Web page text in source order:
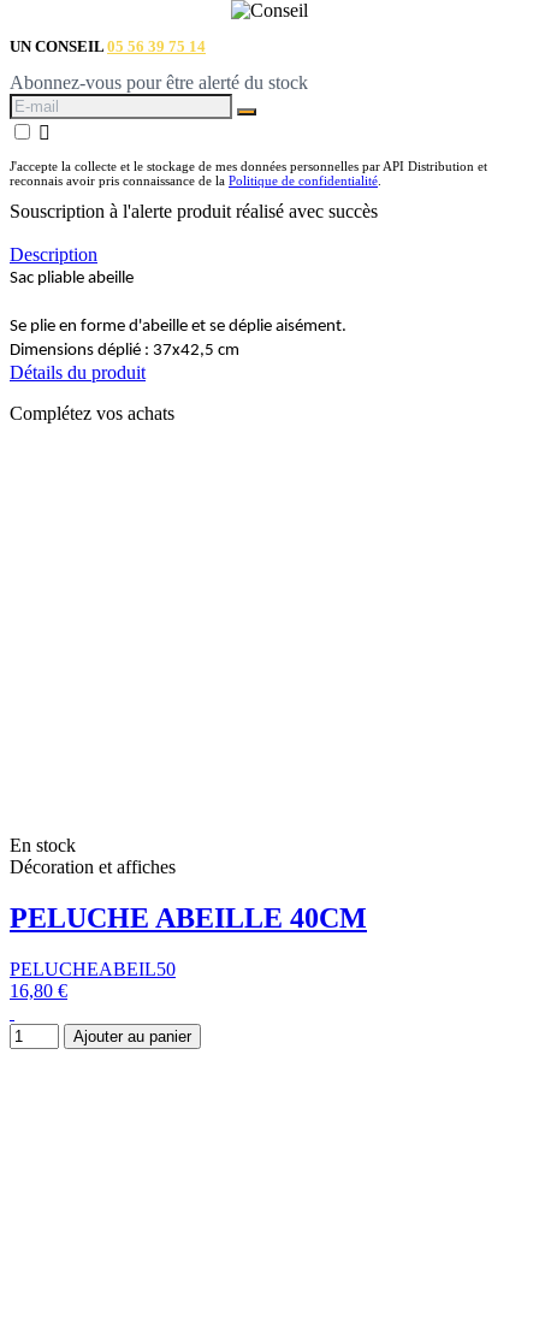
UN CONSEIL 05 56 39 75 14
Abonnez-vous pour être alerté du stock

J'accepte la collecte et le stockage de mes données personnelles par API Distribution et
reconnais avoir pris connaissance de la Politique de confidentialité.
Souscription à l'alerte produit réalisé avec succès
Description
Sac pliable abeille
Se plie en forme d'abeille et se déplie aisément.
Dimensions déplié : 37x42,5 cm
Détails du produit
Complétez vos achats
En stock
Décoration et affiches
PELUCHE ABEILLE 40CM
PELUCHEABEIL50
16,80 €
Ajouter au panier